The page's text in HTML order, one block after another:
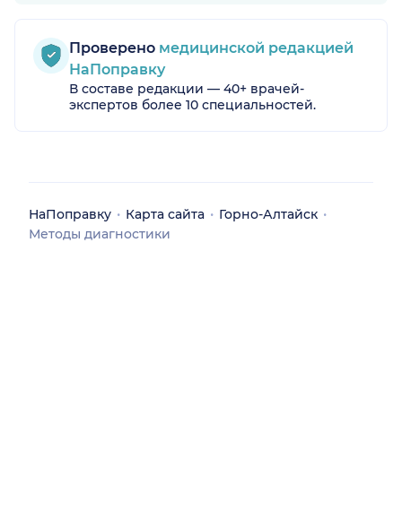
Проверено медицинской редакцией
НаПоправку
В составе редакции — 40+ врачей-
экспертов более 10 специальностей.
НаПоправку Карта сайта
Горно-Алтайск
Методы диагностики